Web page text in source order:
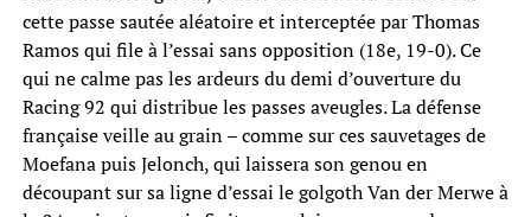
cette passe sautée aléatoire et interceptée par Thomas
Ramos qui file à l’essai sans opposition (18e, 19-0). Ce
qui ne calme pas les ardeurs du demi d’ouverture du
Racing 92 qui distribue les passes aveugles. La défense
française veille au grain – comme sur ces sauvetages de
Moefana puis Jelonch, qui laissera son genou en
découpant sur sa ligne d’essai le golgoth Van der Merwe à